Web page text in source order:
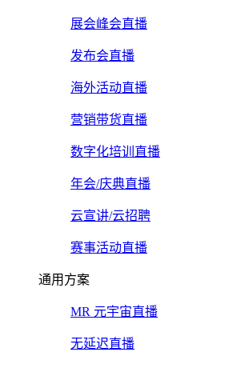
展会峰会直播
发布会直播
海外活动直播
营销带货直播
数字化培训直播
年会/庆典直播
云宣讲/云招聘
赛事活动直播
通用方案
MR 元宇宙直播
无延迟直播